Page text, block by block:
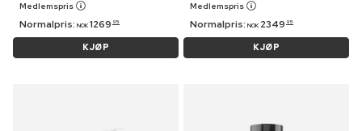
Medlemspris
Normalpris: NOK 1269 95
KJØP
Medlemspris
Normalpris: NOK 2349 95
KJØP